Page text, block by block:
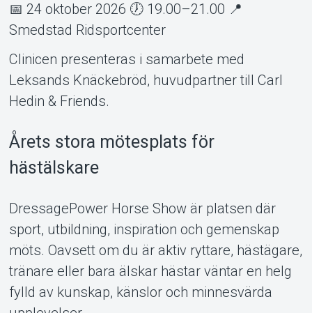
📅 24 oktober 2026 🕖 19.00–21.00 📍
Smedstad Ridsportcenter
Clinicen presenteras i samarbete med
Leksands Knäckebröd, huvudpartner till Carl
Hedin & Friends.
Årets stora mötesplats för
hästälskare
DressagePower Horse Show är platsen där
sport, utbildning, inspiration och gemenskap
möts. Oavsett om du är aktiv ryttare, hästägare,
tränare eller bara älskar hästar väntar en helg
fylld av kunskap, känslor och minnesvärda